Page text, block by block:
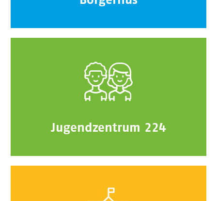
Jugendzentrum 224